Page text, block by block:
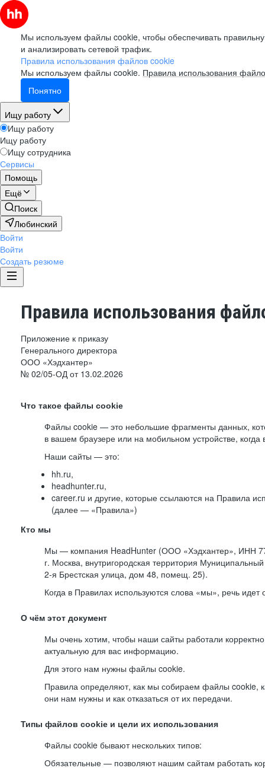
Мы используем файлы cookie, чтобы обеспечивать
и анализировать сетевой трафик.
Правила использования файлов cookie
Мы используем файлы cookie. Правила использования
Понятно
Ищу работу
Ищу работу
Ищу работу
Ищу сотрудника
Сервисы
Помощь
Ещё
Поиск
Любинский
Войти
Войти
Создать резюме
Правила использования
Приложение к приказу
Генерального директора
ООО «Хэдхантер»
№ 02/05-ОД от 13.02.2026
Что такое файлы cookie
Файлы cookie — это небольшие фрагменты данных,
в вашем браузере или на мобильном устройстве,
Наши сайты — это:
hh.ru,
headhunter.ru,
career.ru и другие, которые ссылаются на Правила
(далее — «Правила»)
Кто мы
Мы — компания HeadHunter (ООО «Хэдхантер», ИНН
г. Москва, внутригородская территория Муниципальный
2-я Брестская улица, дом 48, помещ. 25).
Когда в Правилах используются слова «мы», речь
О чём этот документ
Мы очень хотим, чтобы наши сайты работали
актуальную для вас информацию.
Для этого нам нужны файлы cookie.
Правила определяют, как мы собираем файлы cookie,
они нам нужны и как отказаться от их передачи.
Типы файлов cookie и цели их использования
Файлы cookie бывают нескольких типов:
Обязательные — позволяют нашим сайтам работать